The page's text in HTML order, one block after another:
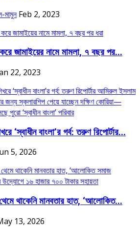
Feb 2, 2023
জামাইয়ের নামে মামলা, ৭ বছর পর...
22, 2023
‘স্বাধীন বাংলা’র গর্ব: তরুণ রিপোর্টার...
5, 2026
থাকেনি মানবতার হাত, ‘আলোকিত...
13, 2026